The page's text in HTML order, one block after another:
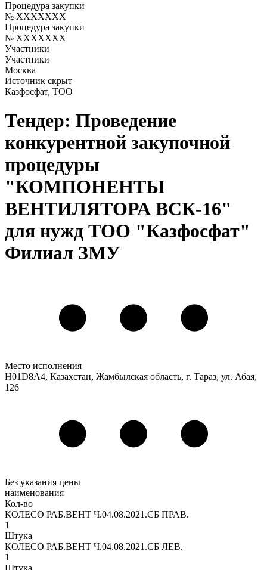
Процедура закупки
№ XXXXXXX
Процедура закупки
№ XXXXXXX
Участники
Участники
Москва
Источник скрыт
Казфосфат, ТОО
Тендер: Проведение
конкурентной закупочной
процедуры
"КОМПОНЕНТЫ
ВЕНТИЛЯТОРА ВСК-16"
для нужд ТОО "Казфосфат"
Филиал ЗМУ
Место исполнения
H01D8A4, Казахстан, Жамбылская область, г. Тараз, ул. Абая,
126
Без указания цены
наименования
Кол-во
КОЛЕСО РАБ.ВЕНТ Ч.04.08.2021.СБ ПРАВ.
1
Штука
КОЛЕСО РАБ.ВЕНТ Ч.04.08.2021.СБ ЛЕВ.
1
Штука